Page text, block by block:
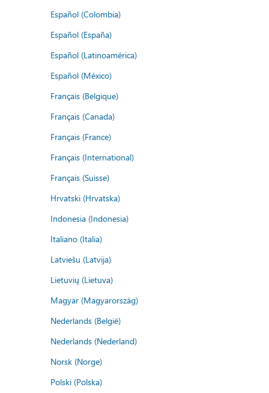
Español (Colombia)
Español (España)
Español (Latinoamérica)
Español (México)
Français (Belgique)
Français (Canada)
Français (France)
Français (International)
Français (Suisse)
Hrvatski (Hrvatska)
Indonesia (Indonesia)
Italiano (Italia)
Latviešu (Latvija)
Lietuvių (Lietuva)
Magyar (Magyarország)
Nederlands (België)
Nederlands (Nederland)
Norsk (Norge)
Polski (Polska)